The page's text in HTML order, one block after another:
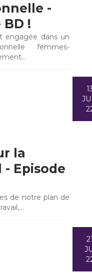
-
!
engagée dans un
femmes-
la
Episode
de notre plan de